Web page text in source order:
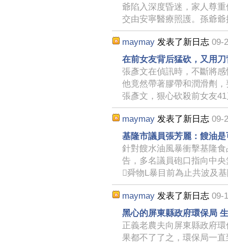
爺陷入深度昏迷，家人尊
交由安寧醫療照護。孫爺
maymay 发表了新日志 09-
在前女友背后猛砍，又用
張彥文在偵訊時，不斷將
他竟然帶著膠帶和潤滑劑
張彥文，狠心砍殺前女友
maymay 发表了新日志 09-
基隆市議員張芳麗：餿油
針對餿水油風暴衝擊基隆
告，多名議員砲口指向中
舜物L暴目前為止共波及
maymay 发表了新日志 09-
黑心的屏東縣政府環保局
正義老農夫向屏東縣政府
果都不了了之，環保局一